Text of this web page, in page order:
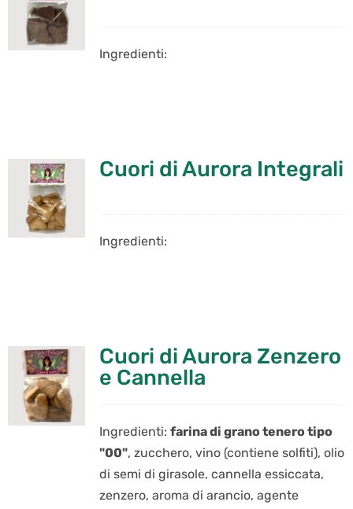
Ingredienti:
Cuori di Aurora Integrali
Ingredienti:
Cuori di Aurora Zenzero
e Cannella
Ingredienti: farina di grano tenero tipo
"00", zucchero, vino (contiene solfiti), olio
di semi di girasole, cannella essiccata,
zenzero, aroma di arancio, agente